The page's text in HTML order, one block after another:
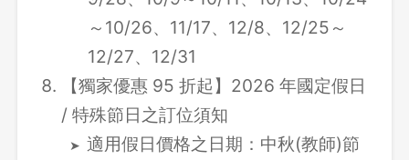
～10/26、11/17、12/8、12/25～
12/27、12/31
【獨家優惠 95 折起】2026 年國定假日
/ 特殊節日之訂位須知
適用假日價格之日期：中秋(教師)節